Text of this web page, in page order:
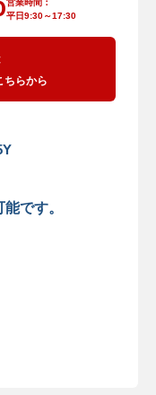
平日9:30～17:30
らから
です。